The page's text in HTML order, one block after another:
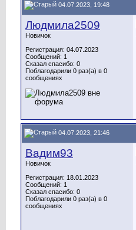
04.07.2023, 19:48
Людмила2509
Новичок
Регистрация: 04.07.2023
Сообщений: 1
Сказал спасибо: 0
Поблагодарили 0 раз(а) в 0
сообщениях
04.07.2023, 21:46
Вадим93
Новичок
Регистрация: 18.01.2023
Сообщений: 1
Сказал спасибо: 0
Поблагодарили 0 раз(а) в 0
сообщениях